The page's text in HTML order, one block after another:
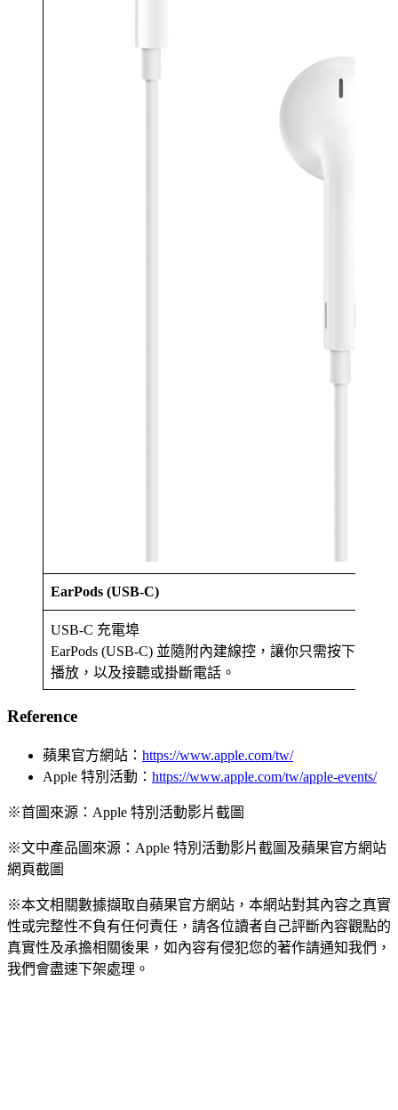
EarPods (USB-C)
USB-C 充電埠
EarPods (USB-C) 並隨附內建線控，讓你只需按下線控
播放，以及接聽或掛斷電話。
Reference
蘋果官方網站： https://www.apple.com/tw/
Apple 特別活動： https://www.apple.com/tw/apple-events/
※首圖來源：Apple 特別活動影片截圖
※文中產品圖來源：Apple 特別活動影片截圖及蘋果官方網站
網頁截圖
※本文相關數據擷取自蘋果官方網站，本網站對其內容之真實
性或完整性不負有任何責任，請各位讀者自己評斷內容觀點的
真實性及承擔相關後果，如內容有侵犯您的著作請通知我們，
我們會盡速下架處理。